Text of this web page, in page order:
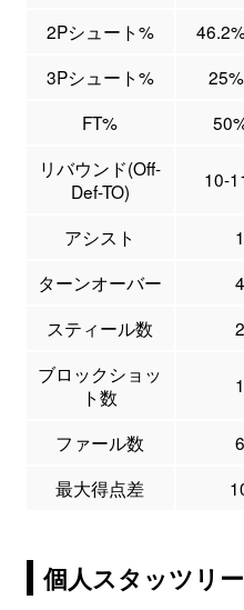
2Pシュート%
3Pシュート%
FT%
リバウンド(Off-
Def-TO)
10-
アシスト
ターンオーバー
スティール数
ブロックショッ
ト数
ファール数
最大得点差
個人スタッツリ